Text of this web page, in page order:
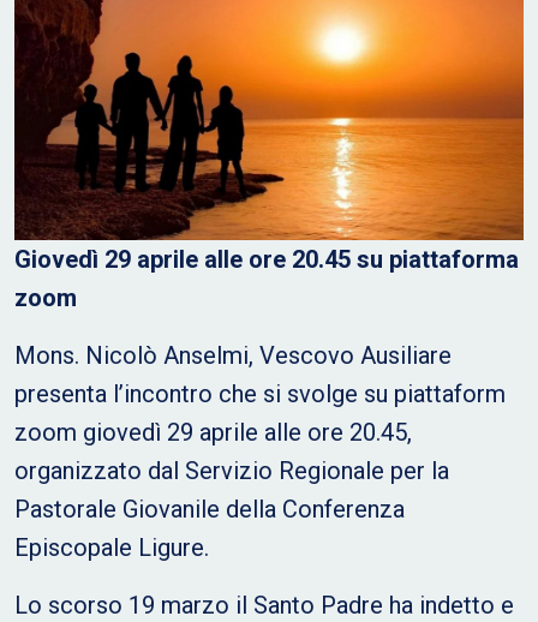
Giovedì 29 aprile alle ore 20.45 su piattaforma
zoom
Mons. Nicolò Anselmi, Vescovo Ausiliare
presenta l’incontro che si svolge su piattaform
zoom giovedì 29 aprile alle ore 20.45,
organizzato dal Servizio Regionale per la
Pastorale Giovanile della Conferenza
Episcopale Ligure.
Lo scorso 19 marzo il Santo Padre ha indetto e